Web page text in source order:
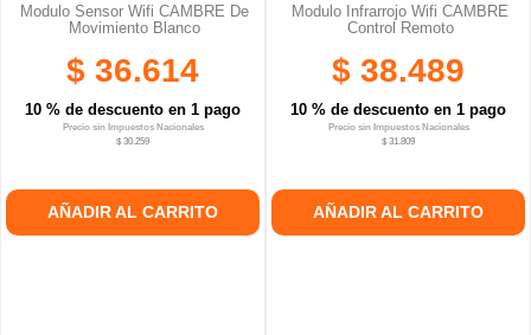
Modulo Sensor Wifi CAMBRE De
Movimiento Blanco
$ 36.614
10 % de descuento en 1 pago
Precio sin Impuestos Nacionales
$ 30.259
AÑADIR AL CARRITO
Modulo Infrarrojo Wifi CAMBRE
Control Remoto
$ 38.489
10 % de descuento en 1 pago
Precio sin Impuestos Nacionales
$ 31.809
AÑADIR AL CARRITO